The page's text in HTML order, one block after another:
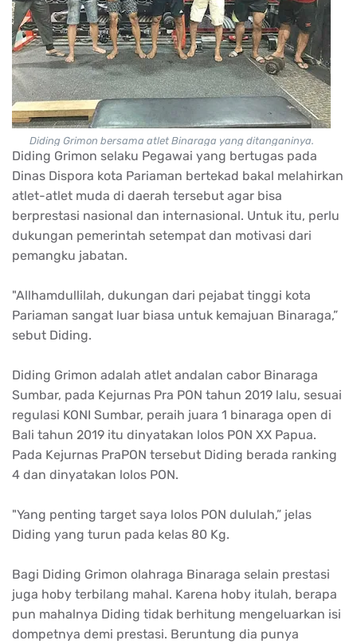
Diding Grimon bersama atlet Binaraga yang ditanganinya.
Diding Grimon selaku Pegawai yang bertugas pada
Dinas Dispora kota Pariaman bertekad bakal melahirkan
atlet-atlet muda di daerah tersebut agar bisa
berprestasi nasional dan internasional. Untuk itu, perlu
dukungan pemerintah setempat dan motivasi dari
pemangku jabatan.
"Allhamdullilah, dukungan dari pejabat tinggi kota
Pariaman sangat luar biasa untuk kemajuan Binaraga,”
sebut Diding.
Diding Grimon adalah atlet andalan cabor Binaraga
Sumbar, pada Kejurnas Pra PON tahun 2019 lalu, sesuai
regulasi KONI Sumbar, peraih juara 1 binaraga open di
Bali tahun 2019 itu dinyatakan lolos PON XX Papua.
Pada Kejurnas PraPON tersebut Diding berada ranking
4 dan dinyatakan lolos PON.
"Yang penting target saya lolos PON dululah,” jelas
Diding yang turun pada kelas 80 Kg.
Bagi Diding Grimon olahraga Binaraga selain prestasi
juga hoby terbilang mahal. Karena hoby itulah, berapa
pun mahalnya Diding tidak berhitung mengeluarkan isi
dompetnya demi prestasi. Beruntung dia punya